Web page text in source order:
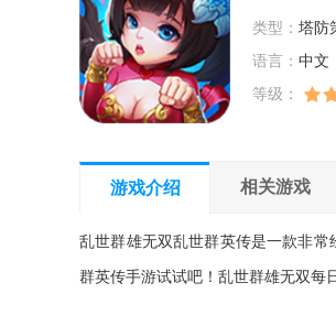
类型： 塔防
语言： 中文
等级：
游戏介绍 相关游戏
乱世群雄无双乱世群英传是一款非
群英传手游试试吧！乱世群雄无双每